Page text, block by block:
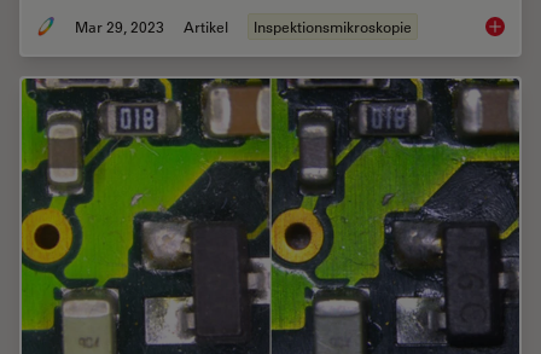
Mar 29, 2023 Artikel Inspektionsmikroskopie Digital